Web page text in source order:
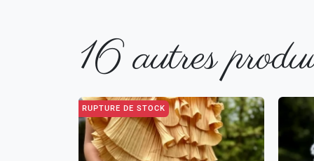
16 autres
RUPTURE DE STOCK